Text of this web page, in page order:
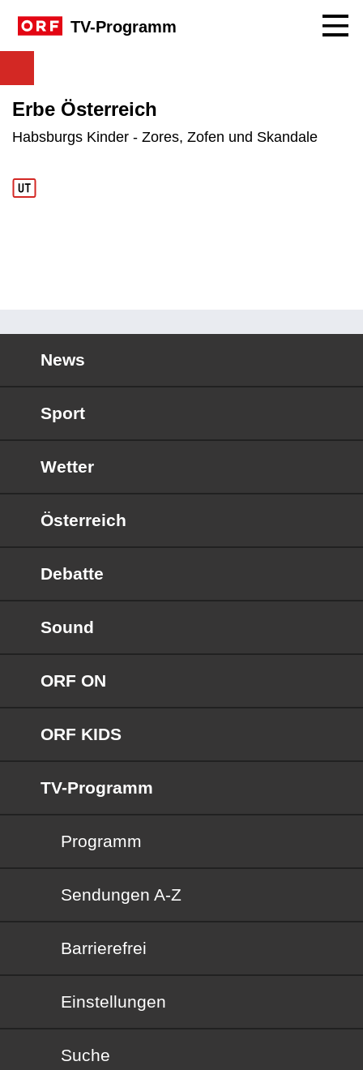
TV-Programm
Erbe Österreich
Habsburgs Kinder - Zores, Zofen und Skandale
News
Sport
Wetter
Österreich
Debatte
Sound
ORF ON
ORF KIDS
TV-Programm
Programm
Sendungen von A bis Z
Sendungen A-Z
Barrierefrei
Barrierefrei
Einstellungen
Suche